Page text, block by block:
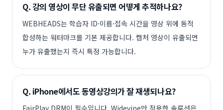
Q.강의 영상이 무단 유출되면 어떻게 추적하나요?
WEBHEADS는 학습자 ID·이름·접속 시간을 영상 위에 동적
합성하는 워터마크를 기본 제공합니다. 캡처 영상이 유출되면
누가 유출했는지 즉시 특정 가능합니다.
Q. iPhone에서도 동영상강의가 잘 재생되나요?
FairPlay DRM이 필수입니다. Widevine만 적용한 솔루션은